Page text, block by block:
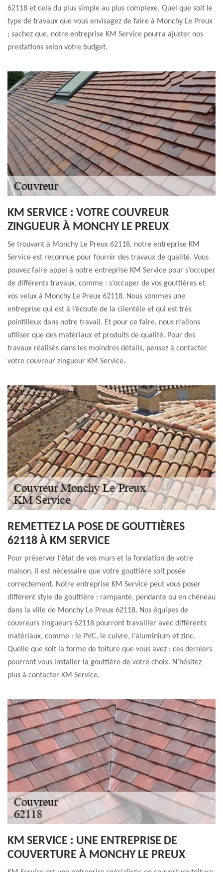
62118 et cela du plus simple au plus complexe. Quel que soit le
type de travaux que vous envisagez de faire à Monchy Le Preux
; sachez que, notre entreprise KM Service pourra ajuster nos
prestations selon votre budget.
KM SERVICE : VOTRE COUVREUR
ZINGUEUR À MONCHY LE PREUX
Se trouvant à Monchy Le Preux 62118, notre entreprise KM
Service est reconnue pour fournir des travaux de qualité. Vous
pouvez faire appel à notre entreprise KM Service pour s’occuper
de différents travaux, comme : s’occuper de vos gouttières et
vos velux à Monchy Le Preux 62118. Nous sommes une
entreprise qui est à l’écoute de la clientèle et qui est très
pointilleux dans notre travail. Et pour ce faire, nous n’allons
utiliser que des matériaux et produits de qualité. Pour des
travaux réalisés dans les moindres détails, pensez à contacter
votre couvreur zingueur KM Service.
REMETTEZ LA POSE DE GOUTTIÈRES
62118 À KM SERVICE
Pour préserver l’état de vos murs et la fondation de votre
maison, il est nécessaire que votre gouttière soit posée
correctement. Notre entreprise KM Service peut vous poser
différent style de gouttière : rampante, pendante ou en chéneau
dans la ville de Monchy Le Preux 62118. Nos équipes de
couvreurs zingueurs 62118 pourront travailler avec différents
matériaux, comme : le PVC, le cuivre, l’aluminium et zinc.
Quelle que soit la forme de toiture que vous avez ; ces derniers
pourront vous installer la gouttière de votre choix. N’hésitez
plus à contacter KM Service.
KM SERVICE : UNE ENTREPRISE DE
COUVERTURE À MONCHY LE PREUX